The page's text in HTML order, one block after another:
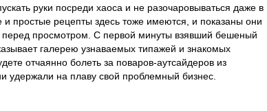
руки посреди хаоса и не разочаровываться даже в
простые рецепты здесь тоже имеются, и показаны они
перед просмотром. С первой минуты взявший бешеный
галерею узнаваемых типажей и знакомых
отчаянно болеть за поваров-аутсайдеров из
удержали на плаву свой проблемный бизнес.